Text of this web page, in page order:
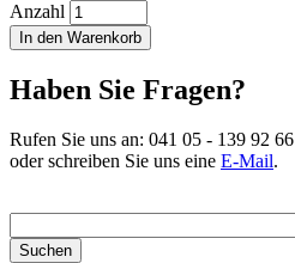
Anzahl
Haben Sie Fragen?
Rufen Sie uns an: 041 05 - 139 92 66
oder schreiben Sie uns eine E-Mail.